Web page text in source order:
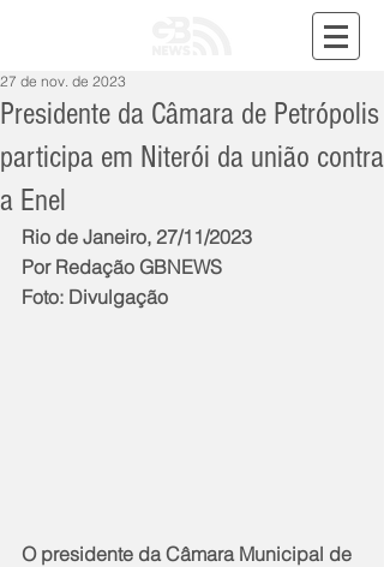
Presidente da Câmara de Petrópolis
participa em Niterói da união contra
a Enel
27 de nov. de 2023
Rio de Janeiro, 27/11/2023
Por Redação GBNEWS
Foto: Divulgação
O presidente da Câmara Municipal de